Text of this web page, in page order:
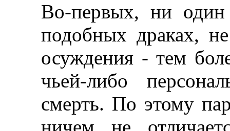
Во-первых, ни
подобных драках,
осуждения - тем
чьей-либо
смерть. По этому